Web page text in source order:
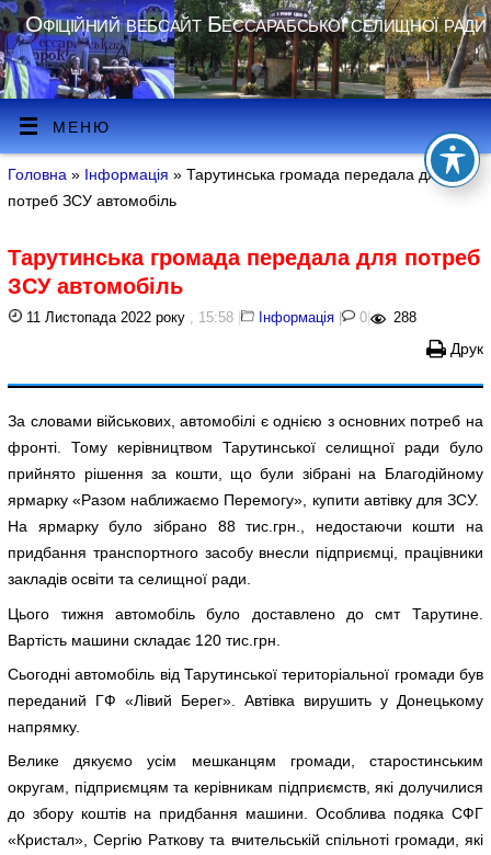
Офіційний вебсайт Бессарабської селищної ради
МЕНЮ
Головна » Інформація » Тарутинська громада передала для
потреб ЗСУ автомобіль
Тарутинська громада передала для потреб
ЗСУ автомобіль
11 Листопада 2022 року , 15:58 | Інформація | 0 | 288
Друк
За словами військових, автомобілі є однією з основних потреб на
фронті. Тому керівництвом Тарутинської селищної ради було
прийнято рішення за кошти, що були зібрані на Благодійному
ярмарку «Разом наближаємо Перемогу», купити автівку для ЗСУ.
На ярмарку було зібрано 88 тис.грн., недостаючи кошти на
придбання транспортного засобу внесли підприємці, працівники
закладів освіти та селищної ради.
Цього тижня автомобіль було доставлено до смт Тарутине.
Вартість машини складає 120 тис.грн.
Сьогодні автомобіль від Тарутинської територіальної громади був
переданий ГФ «Лівий Берег». Автівка вирушить у Донецькому
напрямку.
Велике дякуємо усім мешканцям громади, старостинським
округам, підприємцям та керівникам підприємств, які долучилися
до збору коштів на придбання машини. Особлива подяка СФГ
«Кристал», Сергію Раткову та вчительській спільноті громади, які